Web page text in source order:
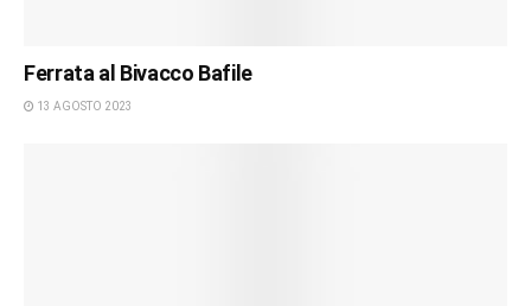
Ferrata al Bivacco Bafile
13 AGOSTO 2023